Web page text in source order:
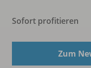
Sofort profitieren
Zum